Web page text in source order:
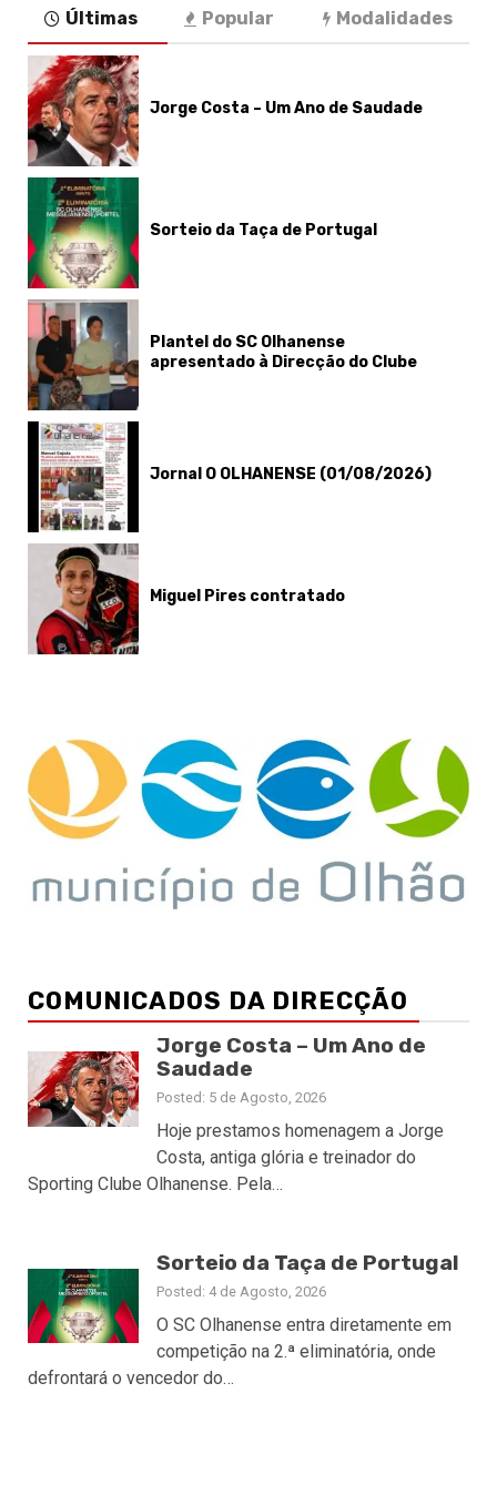
Últimas Popular Modalidades
Jorge Costa – Um Ano de Saudade
Sorteio da Taça de Portugal
Plantel do SC Olhanense
apresentado à Direcção do Clube
Jornal O OLHANENSE (01/08/2026)
Miguel Pires contratado
COMUNICADOS DA DIRECÇÃO
Jorge Costa – Um Ano de
Saudade
Posted: 5 de Agosto, 2026
Hoje prestamos homenagem a Jorge
Costa, antiga glória e treinador do
Sporting Clube Olhanense. Pela…
Sorteio da Taça de Portugal
Posted: 4 de Agosto, 2026
O SC Olhanense entra diretamente em
competição na 2.ª eliminatória, onde
defrontará o vencedor do…